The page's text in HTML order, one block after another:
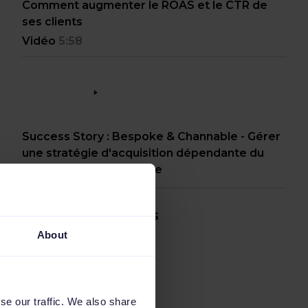
About
our traffic. We also share
Comment augmenter le ROAS et le CTR de
ses clients
Vidéo 5:58
Success Story : Bespoke & Channable - Gérer
une stratégie d'acquisition dépendante du
prix de manière efficace
Voir plus de vidéos